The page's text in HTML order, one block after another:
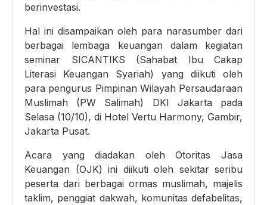
berinvestasi.
Hal ini disampaikan oleh para narasumber dari
berbagai lembaga keuangan dalam kegiatan
seminar SICANTIKS (Sahabat Ibu Cakap
Literasi Keuangan Syariah) yang diikuti oleh
para pengurus Pimpinan Wilayah Persaudaraan
Muslimah (PW Salimah) DKI Jakarta pada
Selasa (10/10), di Hotel Vertu Harmony, Gambir,
Jakarta Pusat.
Acara yang diadakan oleh Otoritas Jasa
Keuangan (OJK) ini diikuti oleh sekitar seribu
peserta dari berbagai ormas muslimah, majelis
taklim, penggiat dakwah, komunitas defabelitas,